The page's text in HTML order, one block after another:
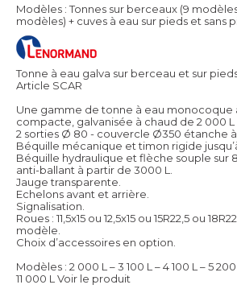
Modèles : Tonnes sur berceaux (9
modèles) + cuves à eau sur pieds et sans
Tonne à eau galva sur berceau et sur
Article SCAR
Une gamme de tonne à eau monocoque
compacte, galvanisée à chaud de 2 000 L
2 sorties Ø 80 - couvercle Ø350 étanche
Béquille mécanique et timon rigide
Béquille hydraulique et flèche souple sur
anti-ballant à partir de 3000 L.
Jauge transparente.
Echelons avant et arrière.
Signalisation.
Roues : 11,5x15 ou 12,5x15 ou 15R22,5 ou
modèle.
Choix d’accessoires en option.
Modèles : 2 000 L – 3 100 L – 4 100 L – 5
11 000 LVoir le produit